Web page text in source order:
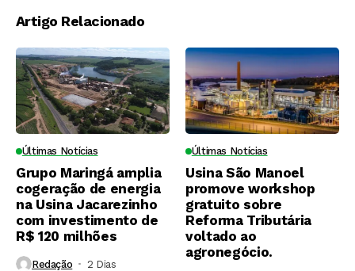
Artigo Relacionado
Últimas Notícias
Grupo Maringá amplia
cogeração de energia
na Usina Jacarezinho
com investimento de
R$ 120 milhões
Redação 2 Dias ⁮
Últimas Notícias
Usina São Manoel
promove workshop
gratuito sobre
Reforma Tributária
voltado ao
agronegócio.